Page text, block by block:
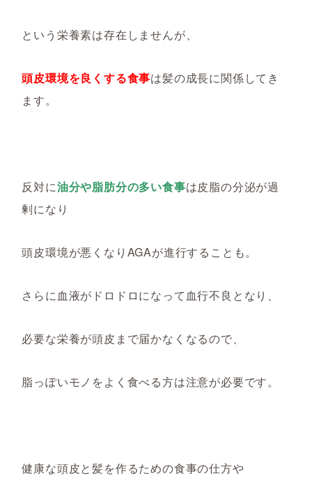
という栄養素は存在しませんが、
頭皮環境を良くする食事は髪の成長に関係してき
ます。
反対に油分や脂肪分の多い食事は皮脂の分泌が過
剰になり
頭皮環境が悪くなりAGAが進行することも。
さらに血液がドロドロになって血行不良となり、
必要な栄養が頭皮まで届かなくなるので、
脂っぽいモノをよく食べる方は注意が必要です。
健康な頭皮と髪を作るための食事の仕方や